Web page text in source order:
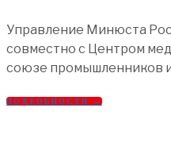
Управление Минюста
совместно с Центром
союзе промышленников
ПОДРОБНОСТИ →